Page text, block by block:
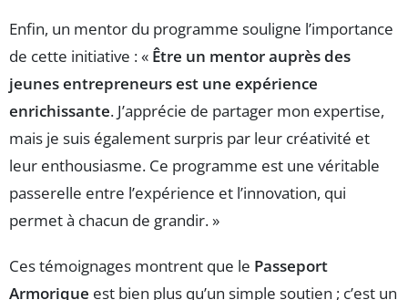
Enfin, un mentor du programme souligne l’importance
de cette initiative : « Être un mentor auprès des
jeunes entrepreneurs est une expérience
enrichissante. J’apprécie de partager mon expertise,
mais je suis également surpris par leur créativité et
leur enthousiasme. Ce programme est une véritable
passerelle entre l’expérience et l’innovation, qui
permet à chacun de grandir. »
Ces témoignages montrent que le Passeport
Armorique est bien plus qu’un simple soutien ; c’est un